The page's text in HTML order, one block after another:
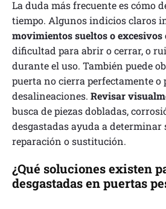
La duda más frecuente es cómo
tiempo. Algunos indicios claros
movimientos sueltos o excesivos
dificultad para abrir o cerrar, o
durante el uso. También puede
puerta no cierra perfectamente o
desalineaciones. Revisar
busca de piezas dobladas,
desgastadas ayuda a determinar
reparación o sustitución.
¿Qué soluciones existen
desgastadas en puertas